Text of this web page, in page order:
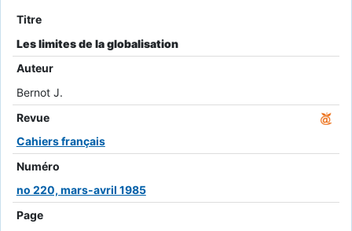
Titre
Les limites de la globalisation
Auteur
Bernot J.
Revue
Cahiers français
Numéro
no 220, mars-avril 1985
Page